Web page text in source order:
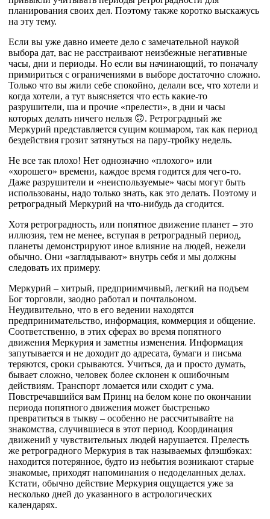
планирования своих дел. Поэтому также коротко выскажусь
на эту тему.
Если вы уже давно имеете дело с замечательной наукой
выбора дат, вас не расстраивают неизбежные негативные
часы, дни и периоды. Но если вы начинающий, то поначалу
примириться с ограничениями в выборе достаточно сложно.
Только что вы жили себе спокойно, делали все, что хотели и
когда хотели, а тут выясняется что есть какие-то
разрушители, ша и прочие «прелести», в дни и часы
которых делать ничего нельзя 🙃. Ретроградный же
Меркурий представляется сущим кошмаром, так как период
бездействия грозит затянуться на пару-тройку недель.
Не все так плохо! Нет однозначно «плохого» или
«хорошего» времени, каждое время годится для чего-то.
Даже разрушители и «неиспользуемые» часы могут быть
использованы, надо только знать, как это делать. Поэтому и
ретроградный Меркурий на что-нибудь да сгодится.
Хотя ретроградность, или попятное движение планет – это
иллюзия, тем не менее, вступая в ретроградный период,
планеты демонстрируют иное влияние на людей, нежели
обычно. Они «заглядывают» внутрь себя и мы должны
следовать их примеру.
Меркурий – хитрый, предприимчивый, легкий на подъем
Бог торговли, заодно работал и почтальоном.
Неудивительно, что в его ведении находятся
предпринимательство, информация, коммерция и общение.
Соответственно, в этих сферах во время попятного
движения Меркурия и заметны изменения. Информация
запутывается и не доходит до адресата, бумаги и письма
теряются, сроки срываются. Учиться, да и просто думать,
бывает сложно, человек более склонен к ошибочным
действиям. Транспорт ломается или сходит с ума.
Повстречавшийся вам Принц на белом коне по окончании
периода попятного движения может быстренько
превратиться в тыкву – особенно не рассчитывайте на
знакомства, случившиеся в этот период. Координация
движений у чувствительных людей нарушается. Прелесть
же ретроградного Меркурия в так называемых флэшбэках:
находится потерянное, будто из небытия возникают старые
знакомые, приходят напоминания о недоделанных делах.
Кстати, обычно действие Меркурия ощущается уже за
несколько дней до указанного в астрологических
календарях.